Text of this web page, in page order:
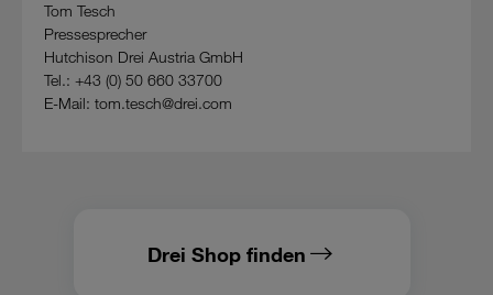
Tom Tesch
Pressesprecher
Hutchison Drei Austria GmbH
Tel.: +43 (0) 50 660 33700
E-Mail: tom.tesch@drei.com
Drei Shop finden